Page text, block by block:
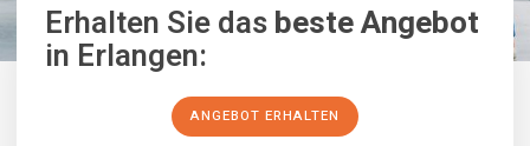
Erhalten Sie dasbeste Angebot
in Erlangen:
ANGEBOT ERHALTEN